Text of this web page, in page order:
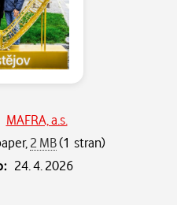
MAFRA, a.s.
2 MB(1 stran)
24. 4. 2026